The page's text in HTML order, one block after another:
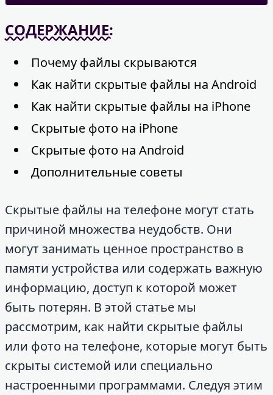
СОДЕРЖАНИЕ:
Почему файлы скрываются
Как найти скрытые файлы на Android
Как найти скрытые файлы на iPhone
Скрытые фото на iPhone
Скрытые фото на Android
Дополнительные советы
Скрытые файлы на телефоне могут стать
причиной множества неудобств. Они
могут занимать ценное пространство в
памяти устройства или содержать важную
информацию, доступ к которой может
быть потерян. В этой статье мы
рассмотрим, как найти скрытые файлы
или фото на телефоне, которые могут быть
скрыты системой или специально
настроенными программами. Следуя этим